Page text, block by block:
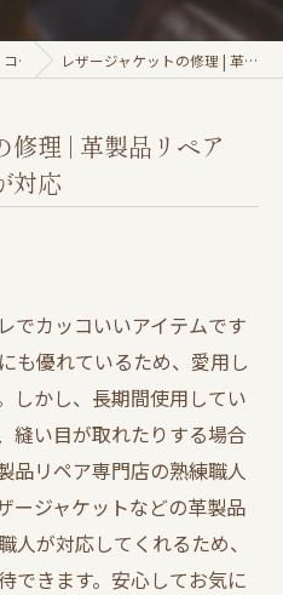
コラム レザージャケットの修理 | 革製品リペア専門店の熟練職人が対応
修理 | 革製品リペア
対応
でカッコいいアイテムです
も優れているため、愛用し
しかし、長期間使用してい
縫い目が取れたりする場合
品リペア専門店の熟練職人
ージャケットなどの革製品
人が対応してくれるため、
できます。安心してお気に